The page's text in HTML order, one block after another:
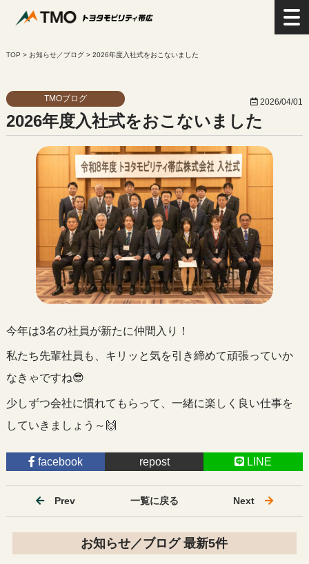
> お知らせ／ブログ> 2026年度入社式をおこないました
TMOブログ 2026/04/01
2026年度入社式をおこないました
今年は3名の社員が新たに仲間入り！
私たち先輩社員も、キリッと気を引き締めて頑張っていか
なきゃですね😎
少しずつ会社に慣れてもらって、一緒に楽しく良い仕事を
していきましょう～🙌
facebook repost LINE
Prev 一覧に戻る Next
お知らせ／ブログ 最新5件